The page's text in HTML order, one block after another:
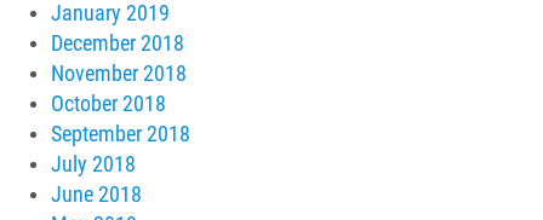
January 2019
December 2018
November 2018
October 2018
September 2018
July 2018
June 2018